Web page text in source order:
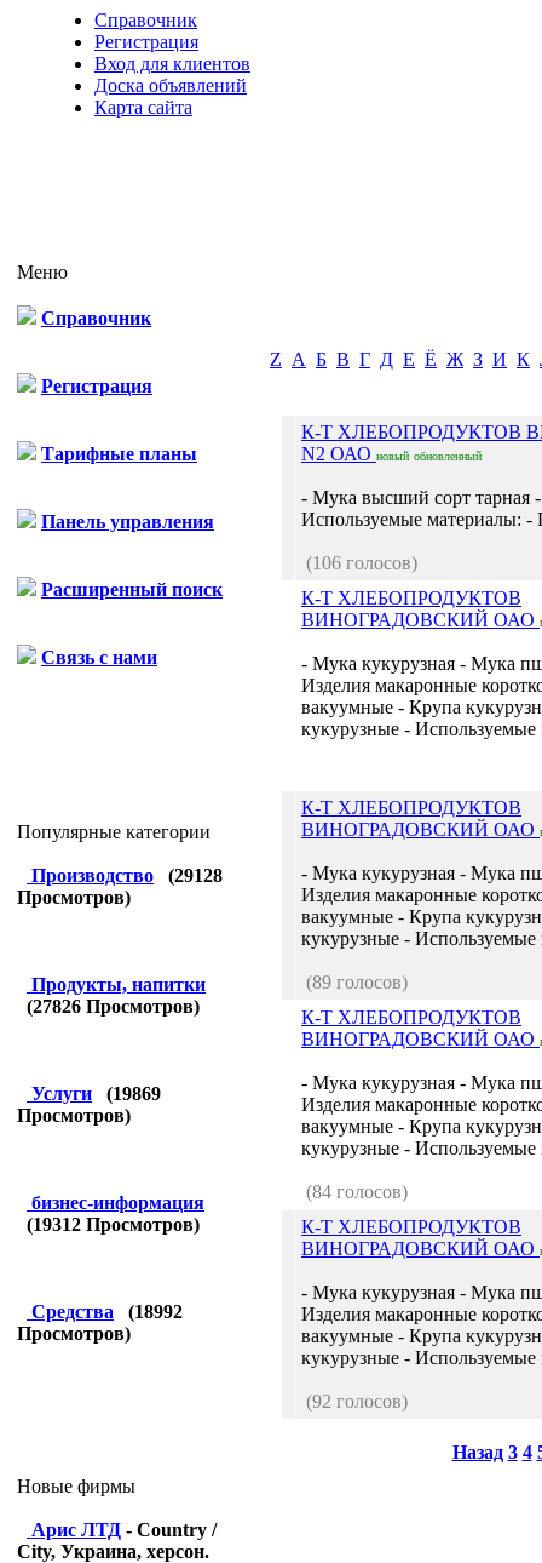
Справочник
Регистрация
Вход для клиентов
Доска объявлений
Карта сайта
Меню
Справочник
Регистрация
Тарифные планы
Панель управления
Расширенный поиск
Связь с нами
Популярные категории
Производство (29128
Просмотров)
Продукты, напитки
(27826 Просмотров)
Услуги (19869
Просмотров)
бизнес-информация
(19312 Просмотров)
Средства (18992
Просмотров)
Новые фирмы
Арис ЛТД - Country /
City, Украина, херсон.
Z А Б В Г Д Е Ё Ж З И К
К-Т ХЛЕБОПРОДУКТОВ
N2 ОАО новый обновленный
- Мука высший сорт тарная
Используемые материалы:
(106 голосов)
К-Т ХЛЕБОПРОДУКТОВ
ВИНОГРАДОВСКИЙ ОАО
- Мука кукурузная - Мука
Изделия макаронные
вакуумные - Крупа
кукурузные - Используемые
К-Т ХЛЕБОПРОДУКТОВ
ВИНОГРАДОВСКИЙ ОАО
- Мука кукурузная - Мука
Изделия макаронные
вакуумные - Крупа
кукурузные - Используемые
(89 голосов)
К-Т ХЛЕБОПРОДУКТОВ
ВИНОГРАДОВСКИЙ ОАО
- Мука кукурузная - Мука
Изделия макаронные
вакуумные - Крупа
кукурузные - Используемые
(84 голосов)
К-Т ХЛЕБОПРОДУКТОВ
ВИНОГРАДОВСКИЙ ОАО
- Мука кукурузная - Мука
Изделия макаронные
вакуумные - Крупа
кукурузные - Используемые
(92 голосов)
Назад 3 4